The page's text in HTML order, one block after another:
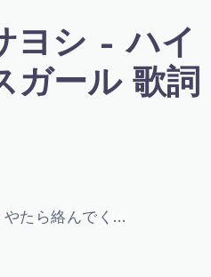
ヨシ – ハイ
ガール 歌詞
たら絡んでく…